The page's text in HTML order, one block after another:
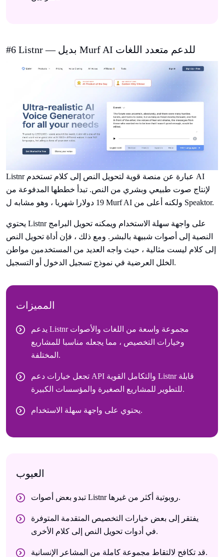
#6 Listnr — بديل Murf AI للدعم متعدد اللغات
Listnr عبارة عن منصة قوية لتحويل النص إلى كلام تستخدم AI
لإنتاج صوت طبيعي وبشري من النص. تبدأ خططها المدفوعة من
19 دولارا شهريا ، وهو مشابه ل Murf AI ولكنه أعلى من Speaktor.
يحتوي Listnr على واجهة سهلة الاستخدام ويمكنه تحويل البرامج
النصية إلى أصوات شبيهة بالبشر. ومع ذلك ، فإن أداة تحويل النص
إلى كلام ليست مثالية ، حيث واجه العديد من المستخدمين مواطن
الخلل العرضية في نموذج تسجيل الدخول أو التسجيل.
المميزات
يدعم Listnr مجموعة واسعة من اللغات والأصوات
وخيارات التخصيص ، مما يجعله مناسبا للمشاريع
المختلفة.
تجعل خيارات دعم API والتكامل القوية Listnr قابلة
للتطوير للمشاريع الصغيرة والمؤسسات الكبيرة.
يحتوي على واجهة سهلة الاستخدام.
العيوب
تبدو بعض أصوات Listnr روبوتية أكثر من غيرها.
يفتقر إلى بعض خيارات التخصيص المتقدمة المتوفرة
في أدوات تحويل النص إلى كلام الأخرى.
قد تكافح لالتقاط مجموعة كاملة من المشاعر الإنسانية.